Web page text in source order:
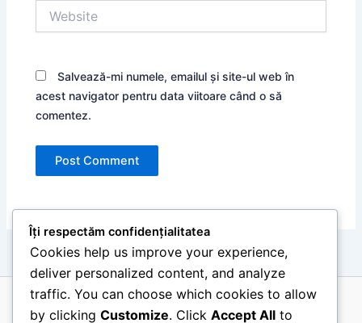
Salvează-mi numele, emailul și site-ul web în
acest navigator pentru data viitoare când o să
comentez.
Îți respectăm confidențialitatea
Cookies help us improve your experience,
deliver personalized content, and analyze
traffic. You can choose which cookies to allow
by clicking Customize. Click Accept All to